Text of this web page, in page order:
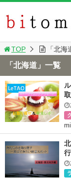
TOP 「北
「北海道」一覧